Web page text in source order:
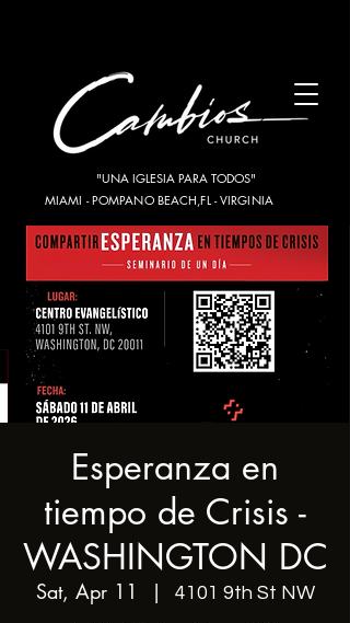
"UNA IGLESIA PARA TODOS"
MIAMI - POMPANO BEACH,FL - VIRGINIA
Esperanza en
tiempo de Crisis -
WASHINGTON DC
Sat, Apr 11
  |
4101 9th St NW